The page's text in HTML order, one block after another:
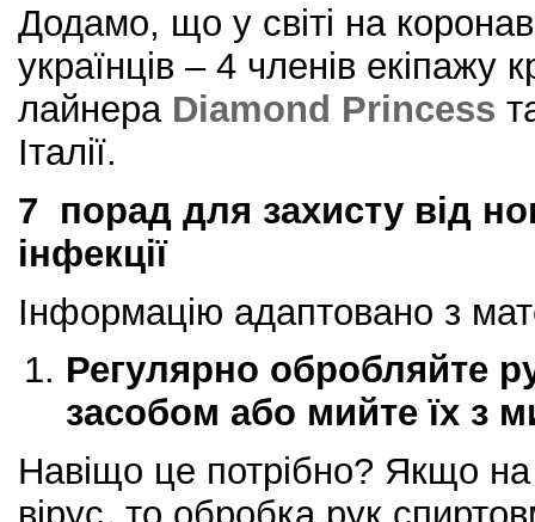
Додамо, що у світі на
українців – 4 членів екіпажу
лайнера Diamond Princess
Італії.
7 порад для захисту від
інфекції
Інформацію адаптовано з
Регулярно обробляйте
засобом або мийте їх з
Навіщо це потрібно? Якщо на